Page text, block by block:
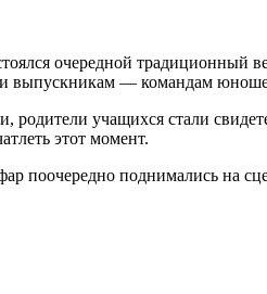
очередной
выпускникам — командам
учащихся стали
этот момент.
поочередно поднимались на